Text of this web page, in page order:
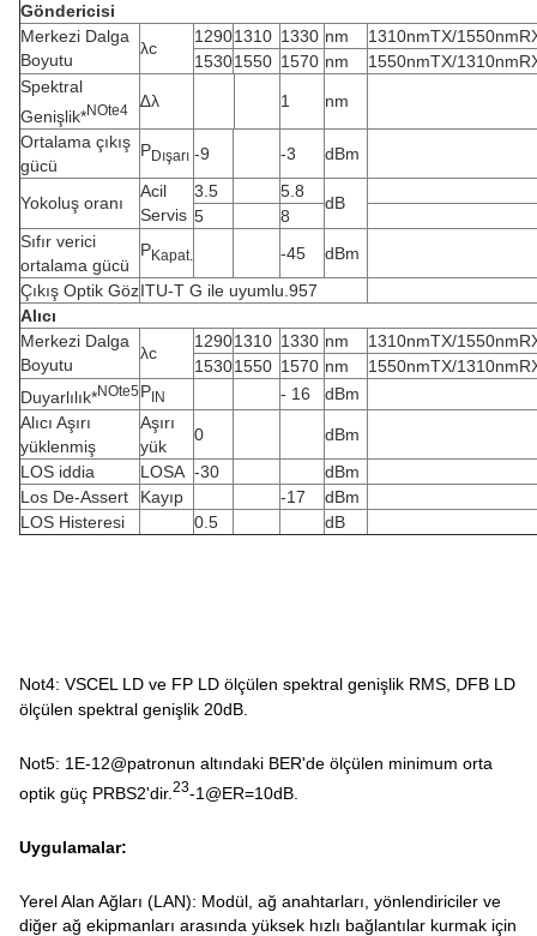
Göndericisi
Merkezi Dalga
Boyutu
λc
12901310 1330 nm
1310nmTX/
15301550 1570 nm
1550nmTX/
Spektral
Genişlik*NOte4 ∆λ 1 nm
Ortalama çıkış
gücü
PDışarı -9 -3 dBm
Yokoluş oranı
Acil
Servis
3.5 5.8
dB
5
8
Sıfır verici
ortalama gücü
PKapat. -45
dBm
Çıkış Optik GözITU-T G ile uyumlu.957
Alıcı
Merkezi Dalga
Boyutu
λc
12901310 1330 nm
1310nmTX/
15301550 1570 nm
1550nmTX/
Duyarlılık*NOte5 PIN - 16
dBm
Alıcı Aşırı
yüklenmiş
Aşırı
yük
0
dBm
LOS iddia
LOSA -30
dBm
Los De-Assert
Kayıp -17
dBm
LOS Histeresi
0.5 dB
Not4: VSCEL LD ve FP LD ölçülen spektral genişlik RMS, DFB LD
ölçülen spektral genişlik 20dB.
Not5: 1E-12@patronun altındaki BER'de ölçülen minimum orta
optik güç PRBS2'dir. 23-1@ER=10dB.
Uygulamalar:
Yerel Alan Ağları (LAN): Modül, ağ anahtarları, yönlendiriciler ve
diğer ağ ekipmanları arasında yüksek hızlı bağlantılar kurmak için